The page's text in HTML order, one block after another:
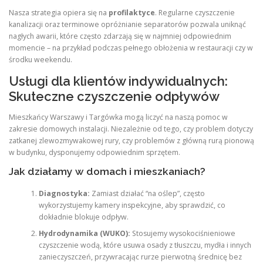
Nasza strategia opiera się na profilaktyce. Regularne czyszczenie
kanalizacji oraz terminowe opróżnianie separatorów pozwala uniknąć
nagłych awarii, które często zdarzają się w najmniej odpowiednim
momencie – na przykład podczas pełnego obłożenia w restauracji czy w
środku weekendu.
Usługi dla klientów indywidualnych:
Skuteczne czyszczenie odpływów
Mieszkańcy Warszawy i Targówka mogą liczyć na naszą pomoc w
zakresie domowych instalacji. Niezależnie od tego, czy problem dotyczy
zatkanej zlewozmywakowej rury, czy problemów z główną rurą pionową
w budynku, dysponujemy odpowiednim sprzętem.
Jak działamy w domach i mieszkaniach?
Diagnostyka: Zamiast działać “na oślep”, często
wykorzystujemy kamery inspekcyjne, aby sprawdzić, co
dokładnie blokuje odpływ.
Hydrodynamika (WUKO): Stosujemy wysokociśnieniowe
czyszczenie wodą, które usuwa osady z tłuszczu, mydła i innych
zanieczyszczeń, przywracając rurze pierwotną średnicę bez